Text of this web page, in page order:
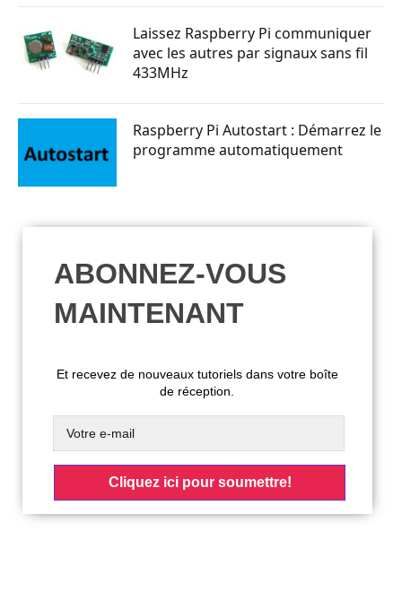
Laissez Raspberry Pi communiquer
avec les autres par signaux sans fil
433MHz
Raspberry Pi Autostart : Démarrez le
programme automatiquement
ABONNEZ-VOUS
MAINTENANT
Et recevez de nouveaux tutoriels dans votre boîte
de réception.
Cliquez ici pour soumettre!